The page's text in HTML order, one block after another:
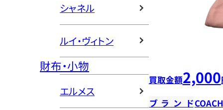
シャネル
ルイ・ヴィトン
財布・小物
エルメス
買取金額2,000
ブランドCOACH